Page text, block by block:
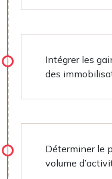
Intégrer les
des
Déterminer le
volume